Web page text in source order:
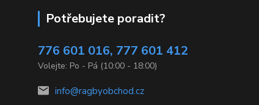
Potřebujete poradit?
776 601 016, 777 601 412
Volejte: Po - Pá (10:00 - 18:00)
info@ragbyobchod.cz